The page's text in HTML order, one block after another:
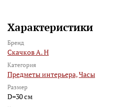
Характеристики
Бренд
Скачков А. Н
Категория
Предметы интерьера,Часы
Размер
D=30 см